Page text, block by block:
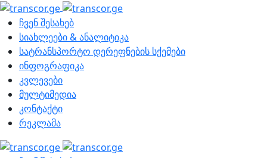
ჩვენ შესახებ
სიახლეები & ანალიტიკა
სატრანსპორტო დერეფნების სქემები
ინფოგრაფიკა
კვლევები
მულტიმედია
კონტაქტი
რეკლამა